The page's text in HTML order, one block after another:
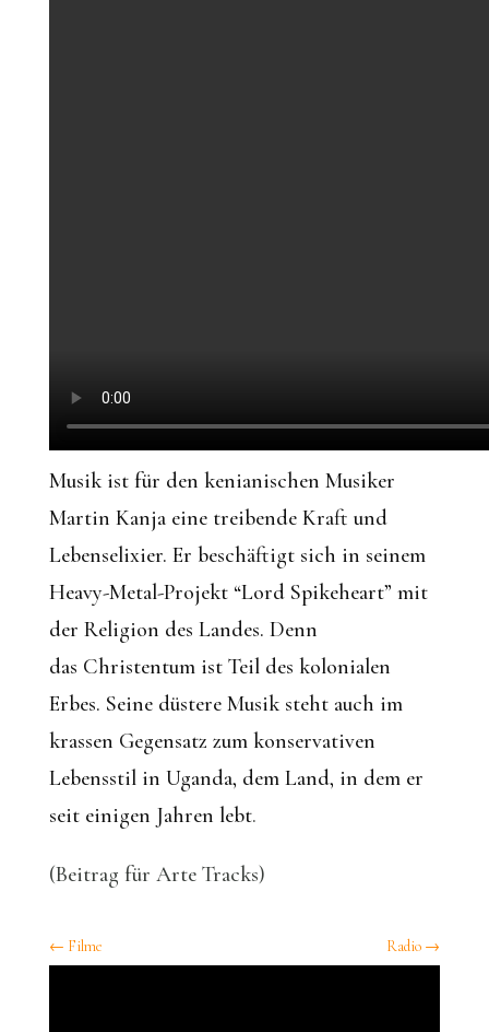
Musik ist für den kenianischen Musiker
Martin Kanja eine treibende Kraft und
Lebenselixier. Er beschäftigt sich in seinem
Heavy-Metal-Projekt “Lord Spikeheart” mit
der Religion des Landes. Denn
das Christentum ist Teil des kolonialen
Erbes. Seine düstere Musik steht auch im
krassen Gegensatz zum konservativen
Lebensstil in Uganda, dem Land, in dem er
seit einigen Jahren lebt.
(Beitrag für Arte Tracks)
← Filme Radio →